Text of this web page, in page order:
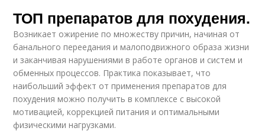
ТОП препаратов для похудения.
Возникает ожирение по множеству причин, начиная от
банального переедания и малоподвижного образа жизни
и заканчивая нарушениями в работе органов и систем и
обменных процессов. Практика показывает, что
наибольший эффект от применения препаратов для
похудения можно получить в комплексе с высокой
мотивацией, коррекцией питания и оптимальными
физическими нагрузками.